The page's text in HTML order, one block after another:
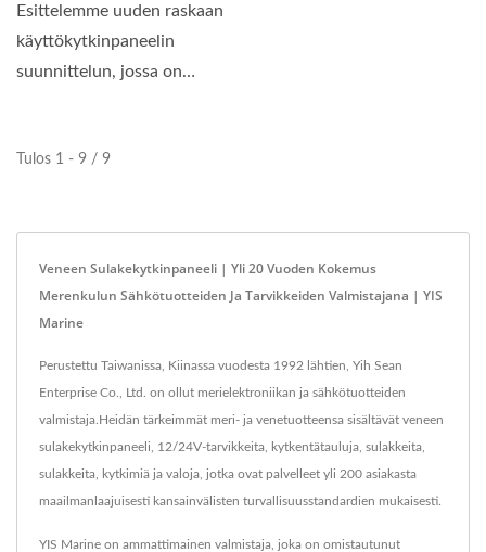
Esittelemme uuden raskaan
käyttökytkinpaneelin
suunnittelun, jossa on
Tulos 1 - 9 / 9
Veneen Sulakekytkinpaneeli | Yli 20 Vuoden Kokemus
Merenkulun Sähkötuotteiden Ja Tarvikkeiden Valmistajana | YIS
Marine
Perustettu Taiwanissa, Kiinassa vuodesta 1992 lähtien, Yih Sean
Enterprise Co., Ltd. on ollut merielektroniikan ja sähkötuotteiden
valmistaja.Heidän tärkeimmät meri- ja venetuotteensa sisältävät veneen
sulakekytkinpaneeli, 12/24V-tarvikkeita, kytkentätauluja, sulakkeita,
sulakkeita, kytkimiä ja valoja, jotka ovat palvelleet yli 200 asiakasta
maailmanlaajuisesti kansainvälisten turvallisuusstandardien mukaisesti.
YIS Marine on ammattimainen valmistaja, joka on omistautunut